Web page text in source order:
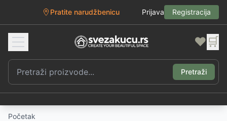
Pratite narudžbenicu Prijava Registracija
❤️ 🛒
Pretraži
Početak